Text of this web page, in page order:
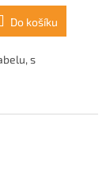
Do košíku
s